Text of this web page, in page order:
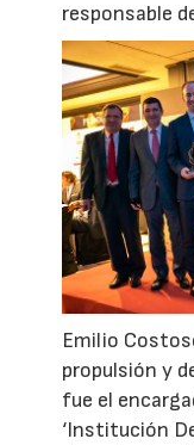
responsable
Emilio
propulsión y
fue el
‘Institución